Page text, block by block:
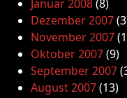
Januar 2008(8)
Dezember 2007
November 2007
Oktober 2007(9)
September 2007
August 2007(13)